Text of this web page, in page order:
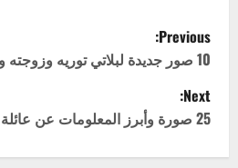
P
o
s
Previous:
10 صور جديدة لبلاتي توريه وزوجته وأبنائه
Next:
25 صورة وأبرز المعلومات عن عائلة أشرف حكيمي